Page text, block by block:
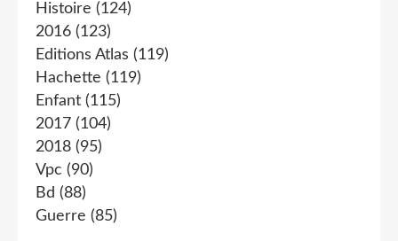
Histoire (124)
2016 (123)
Editions Atlas (119)
Hachette (119)
Enfant (115)
2017 (104)
2018 (95)
Vpc (90)
Bd (88)
Guerre (85)